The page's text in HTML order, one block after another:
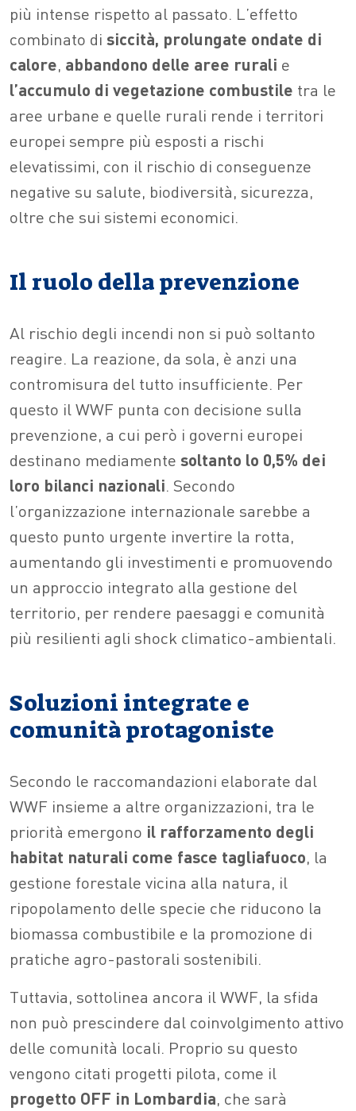
più intense rispetto al passato. L’effetto
combinato di siccità, prolungate ondate di
calore, abbandono delle aree rurali e
l’accumulo di vegetazione combustile tra le
aree urbane e quelle rurali rende i territori
europei sempre più esposti a rischi
elevatissimi, con il rischio di conseguenze
negative su salute, biodiversità, sicurezza,
oltre che sui sistemi economici.
Il ruolo della prevenzione
Al rischio degli incendi non si può soltanto
reagire. La reazione, da sola, è anzi una
contromisura del tutto insufficiente. Per
questo il WWF punta con decisione sulla
prevenzione, a cui però i governi europei
destinano mediamente soltanto lo 0,5% dei
loro bilanci nazionali. Secondo
l’organizzazione internazionale sarebbe a
questo punto urgente invertire la rotta,
aumentando gli investimenti e promuovendo
un approccio integrato alla gestione del
territorio, per rendere paesaggi e comunità
più resilienti agli shock climatico-ambientali.
Soluzioni integrate e
comunità protagoniste
Secondo le raccomandazioni elaborate dal
WWF insieme a altre organizzazioni, tra le
priorità emergono il rafforzamento degli
habitat naturali come fasce tagliafuoco, la
gestione forestale vicina alla natura, il
ripopolamento delle specie che riducono la
biomassa combustibile e la promozione di
pratiche agro-pastorali sostenibili.
Tuttavia, sottolinea ancora il WWF, la sfida
non può prescindere dal coinvolgimento attivo
delle comunità locali. Proprio su questo
vengono citati progetti pilota, come il
progetto OFF in Lombardia, che sarà